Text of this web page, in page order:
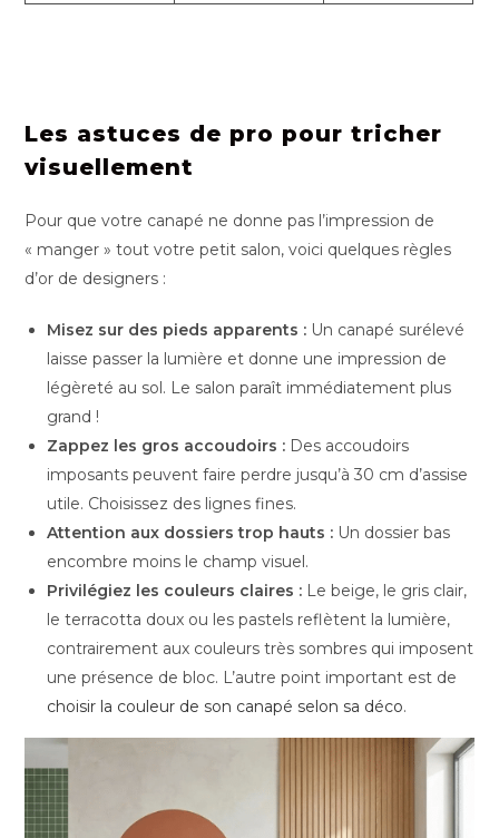
Les astuces de pro pour tricher
visuellement
Pour que votre canapé ne donne pas l’impression de
« manger » tout votre petit salon, voici quelques règles
d’or de designers :
Misez sur des pieds apparents : Un canapé surélevé
laisse passer la lumière et donne une impression de
légèreté au sol. Le salon paraît immédiatement plus
grand !
Zappez les gros accoudoirs : Des accoudoirs
imposants peuvent faire perdre jusqu’à 30 cm d’assise
utile. Choisissez des lignes fines.
Attention aux dossiers trop hauts : Un dossier bas
encombre moins le champ visuel.
Privilégiez les couleurs claires : Le beige, le gris clair,
le terracotta doux ou les pastels reflètent la lumière,
contrairement aux couleurs très sombres qui imposent
une présence de bloc. L’autre point important est de
choisir la couleur de son canapé selon sa déco.